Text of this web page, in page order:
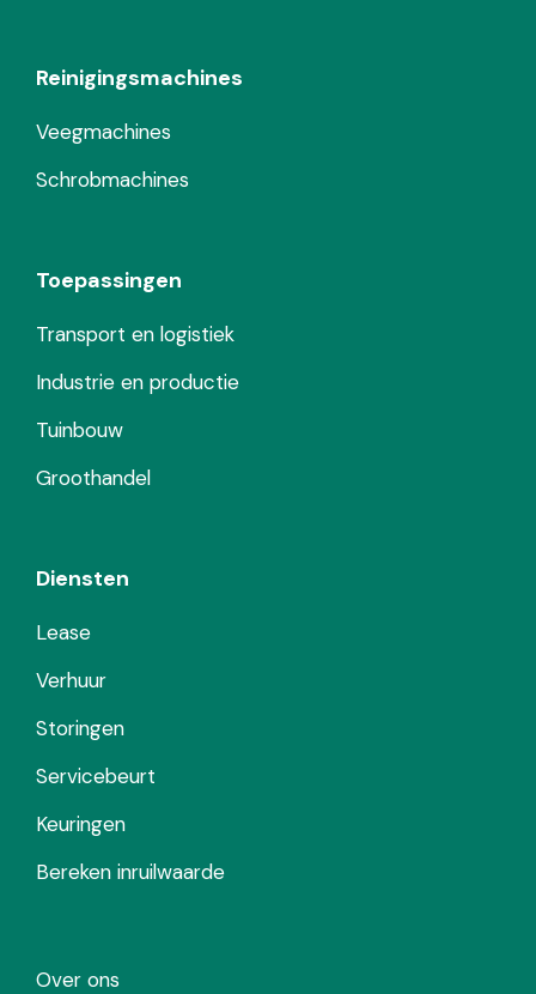
Reinigingsmachines
Veegmachines
Schrobmachines
Toepassingen
Transport en logistiek
Industrie en productie
Tuinbouw
Groothandel
Diensten
Lease
Verhuur
Storingen
Servicebeurt
Keuringen
Bereken inruilwaarde
Over ons